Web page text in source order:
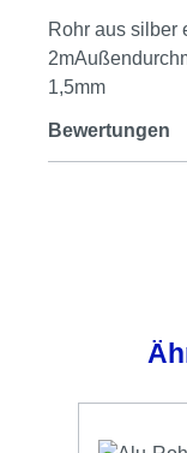
Rohr aus silber
1,5mm
Bewertungen